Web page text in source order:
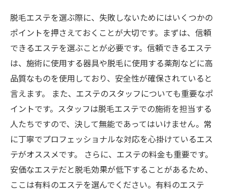
脱毛エステを選ぶ際に、失敗しないためにはいくつかの
ポイントを押さえておくことが大切です。まずは、信頼
できるエステを選ぶことが必要です。信頼できるエステ
は、施術に使用する器具や脱毛に使用する薬剤などに高
品質なものを使用しており、安全性が確保されていると
言えます。 また、エステのスタッフについても重要なポ
イントです。スタッフは脱毛エステでの施術を担当する
人たちですので、決して無能であってはいけません。常
に丁寧でプロフェッショナルな対応を心掛けているエス
テがオススメです。 さらに、エステの料金も重要です。
安価なエステだと脱毛効果が低下することがあるため、
ここは有料のエステを選んでください。有料のエステ